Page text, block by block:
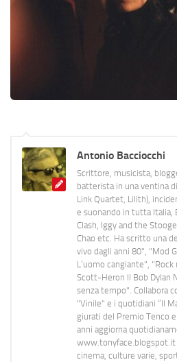
Antonio Bacciocchi
Scrittore, musicista,
batterista in una ventina
Link Quartet, Lilith),
e suonando in tutta Italia,
Clash, Iggy and the
Chao etc. Ha scritto una
vivo dagli anni 80", "Mod
L’uomo cangiante",
Scott-Heron Il Bob Dylan
senza tempo". Collabora
"Vinile" e i quotidiani “Il
giurati del Premio Tenco
anni aggiorna
www.tonyface.blogspot.it
cinema, culture varie,